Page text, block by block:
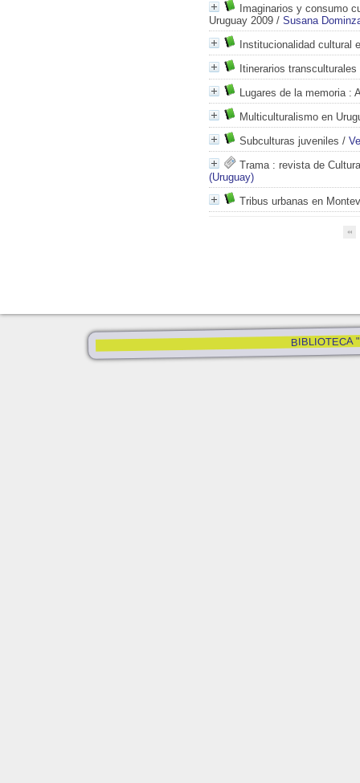
Imaginarios y consumo
Uruguay 2009 / Susana
Institucionalidad cultural
Itinerarios transculturales
Lugares de la memoria:
Multiculturalismo en
Subculturas juveniles /
Trama: revista de
(Uruguay)
Tribus urbanas en
BIBLIOTECA